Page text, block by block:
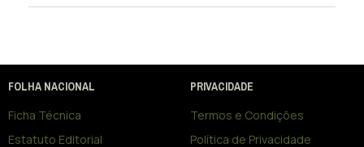
FOLHA NACIONAL
Ficha Técnica
Estatuto Editorial
PRIVACIDADE
Termos e Condições
Política de Privacidade